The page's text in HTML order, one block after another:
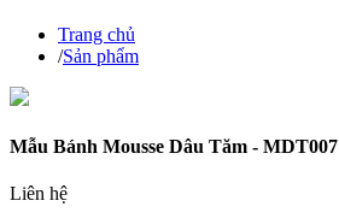
Trang chủ
/Sản phẩm
Mẫu Bánh Mousse Dâu Tăm - MDT007
Liên hệ